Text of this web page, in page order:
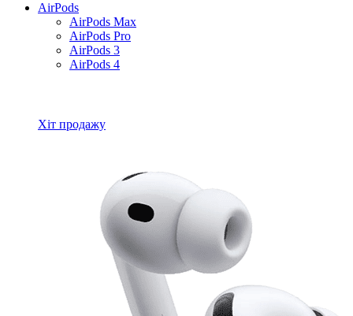
AirPods
AirPods Max
AirPods Pro
AirPods 3
AirPods 4
Хіт продажу